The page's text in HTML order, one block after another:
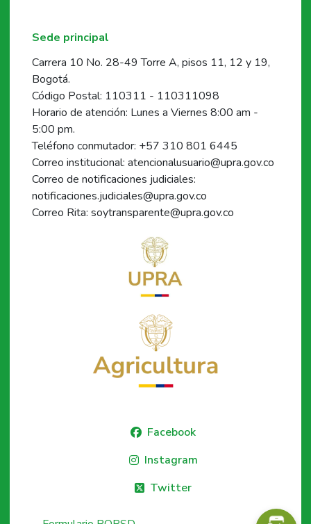
Sede principal
Carrera 10 No. 28-49 Torre A, pisos 11, 12 y 19,
Bogotá.
Código Postal: 110311 - 110311098
Horario de atención: Lunes a Viernes 8:00 am -
5:00 pm.
Teléfono conmutador: +57 310 801 6445
Correo institucional: atencionalusuario@upra.gov.co
Correo de notificaciones judiciales:
notificaciones.judiciales@upra.gov.co
Correo Rita: soytransparente@upra.gov.co
Facebook
Instagram
Twitter